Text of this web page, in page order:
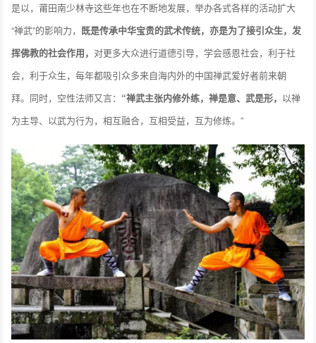
是以，莆田南少林寺这些年也在不断地发展，举办各式各样的活动扩大
“禅武”的影响力， 既是传承中华宝贵的武术传统，亦是为了接引众生，发
挥佛教的社会作用， 对更多大众进行道德引导，学会感恩社会，利于社
会，利于众生，每年都吸引众多来自海内外的中国禅武爱好者前来朝
拜。同时，空性法师又言： “禅武主张内修外练，禅是意、武是形， 以禅
为主导、以武为行为，相互融合，互相受益，互为修炼。”